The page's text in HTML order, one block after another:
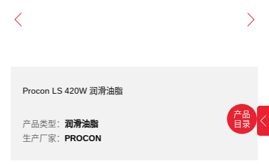
产品
目录
Procon LS 420W 润滑油脂
产品类型： 润滑油脂
生产厂家： PROCON